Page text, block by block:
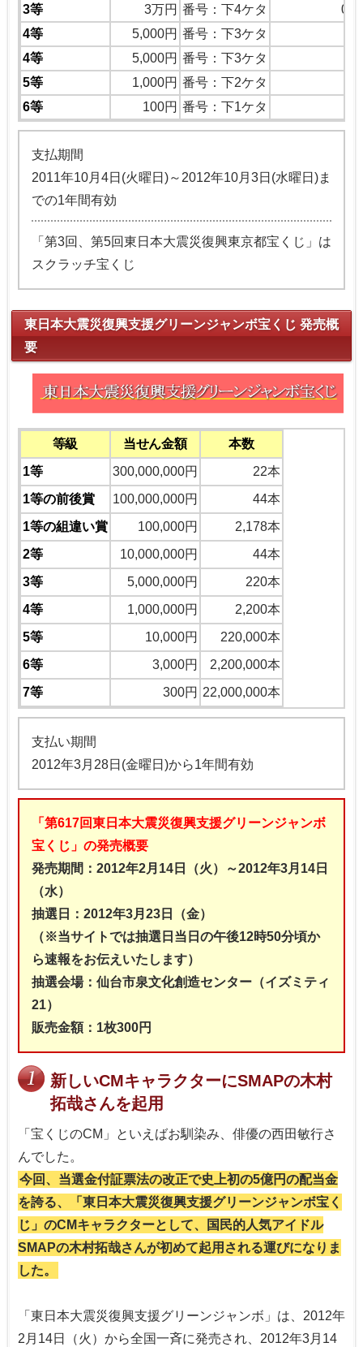
3等 3万円 番号：下4ケタ
4等
5,000円 番号：下3ケタ
4等
5,000円 番号：下3ケタ
5等
1,000円 番号：下2ケタ
6等
100円 番号：下1ケタ
支払期間
2011年10月4日(火曜日)～2012年10月3日(水曜日)ま
での1年間有効
「第3回、第5回東日本大震災復興東京都宝くじ」は
スクラッチ宝くじ
東日本大震災復興支援グリーンジャンボ宝くじ 発売概
要
等級 当せん金額
本数
1等
300,000,000円
22本
1等の前後賞
100,000,000円
44本
1等の組違い賞
100,000円
2,178本
2等
10,000,000円
44本
3等
5,000,000円
220本
4等
1,000,000円
2,200本
5等
10,000円
220,000本
6等
3,000円
2,200,000本
7等
300円 22,000,000本
支払い期間
2012年3月28日(金曜日)から1年間有効
「第617回東日本大震災復興支援グリーンジャンボ
宝くじ」の発売概要
発売期間：2012年2月14日（火）～2012年3月14日
（水）
抽選日：2012年3月23日（金）
（※当サイトでは抽選日当日の午後12時50分頃か
ら速報をお伝えいたします）
抽選会場：仙台市泉文化創造センター（イズミティ
21）
販売金額：1枚300円
新しいCMキャラクターにSMAPの木村
拓哉さんを起用
「宝くじのCM」といえばお馴染み、俳優の西田敏行さ
んでした。
今回、当選金付証票法の改正で史上初の5億円の配当金
を誇る、「東日本大震災復興支援グリーンジャンボ宝く
じ」のCMキャラクターとして、国民的人気アイドル
SMAPの木村拓哉さんが初めて起用される運びになりま
した。
「東日本大震災復興支援グリーンジャンボ」は、2012年
2月14日（火）から全国一斉に発売され、2012年3月14